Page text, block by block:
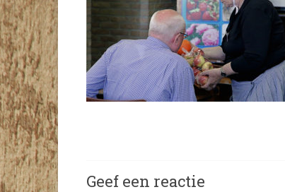
Geef een reactie